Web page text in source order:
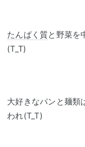
たんぱく質と野菜を
(T_T)
大好きなパンと麺類
われ(T_T)